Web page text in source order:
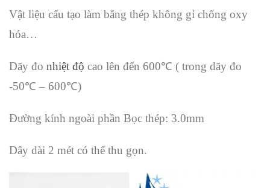
Vật liệu cấu tạo làm bằng thép không gỉ chống oxy
hóa…
Dãy đo nhiệt độ cao lên đến 600℃ ( trong dãy đo
-50℃ – 600℃)
Đường kính ngoài phần Bọc thép: 3.0mm
Dây dài 2 mét có thể thu gọn.